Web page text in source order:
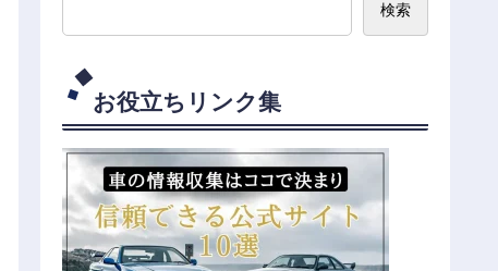
検索
お役立ちリンク集